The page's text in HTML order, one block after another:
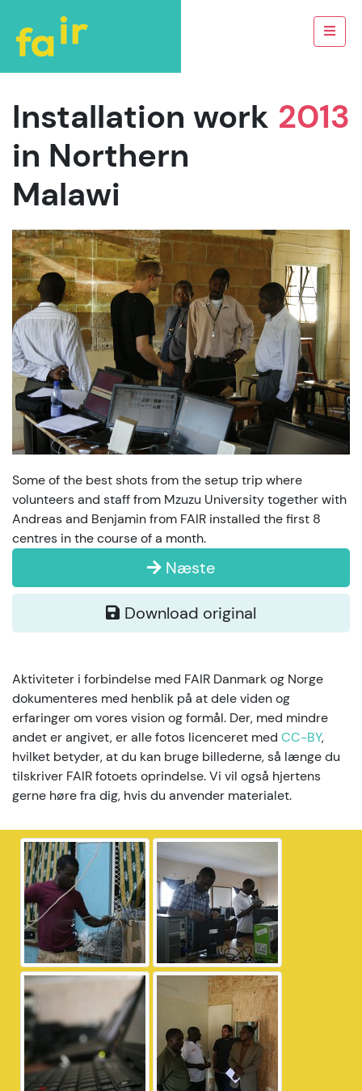
2013
Installation work
in Northern
Malawi
Some of the best shots from the setup trip where
volunteers and staff from Mzuzu University together with
Andreas and Benjamin from FAIR installed the first 8
centres in the course of a month.
Næste
Download original
Aktiviteter i forbindelse med FAIR Danmark og Norge
dokumenteres med henblik på at dele viden og
erfaringer om vores vision og formål. Der, med mindre
andet er angivet, er alle fotos licenceret med CC-BY,
hvilket betyder, at du kan bruge billederne, så længe du
tilskriver FAIR fotoets oprindelse. Vi vil også hjertens
gerne høre fra dig, hvis du anvender materialet.